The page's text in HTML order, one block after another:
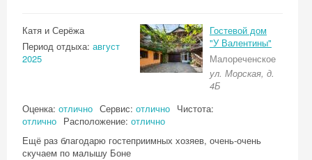
Катя и Серёжа
Период отдыха: август
2025
Гостевой дом
"У Валентины"
Малореченское
ул. Морская, д.
4Б
Оценка: отлично Сервис: отлично Чистота:
отлично Расположение: отлично
Ещё раз благодарю гостеприимных хозяев, очень-очень
скучаем по малышу Боне